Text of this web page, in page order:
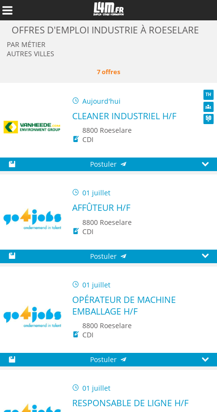
Annuler
OFFRES D'EMPLOI INDUSTRIE À ROESELARE
PAR MÉTIER
AUTRES VILLES
7 offres
Aujourd'hui
TH
CLEANER INDUSTRIEL H/F
8800 Roeselare
CDI
Postuler
01 juillet
AFFÛTEUR H/F
8800 Roeselare
CDI
Postuler
01 juillet
OPÉRATEUR DE MACHINE
EMBALLAGE H/F
8800 Roeselare
CDI
Postuler
01 juillet
RESPONSABLE DE LIGNE H/F